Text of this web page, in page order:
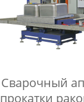
Сварочный
прокатки